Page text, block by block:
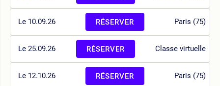
Le 10.09.26 Paris (75)
RÉSERVER
Le 25.09.26 Classe virtuelle
RÉSERVER
Le 12.10.26 Paris (75)
RÉSERVER